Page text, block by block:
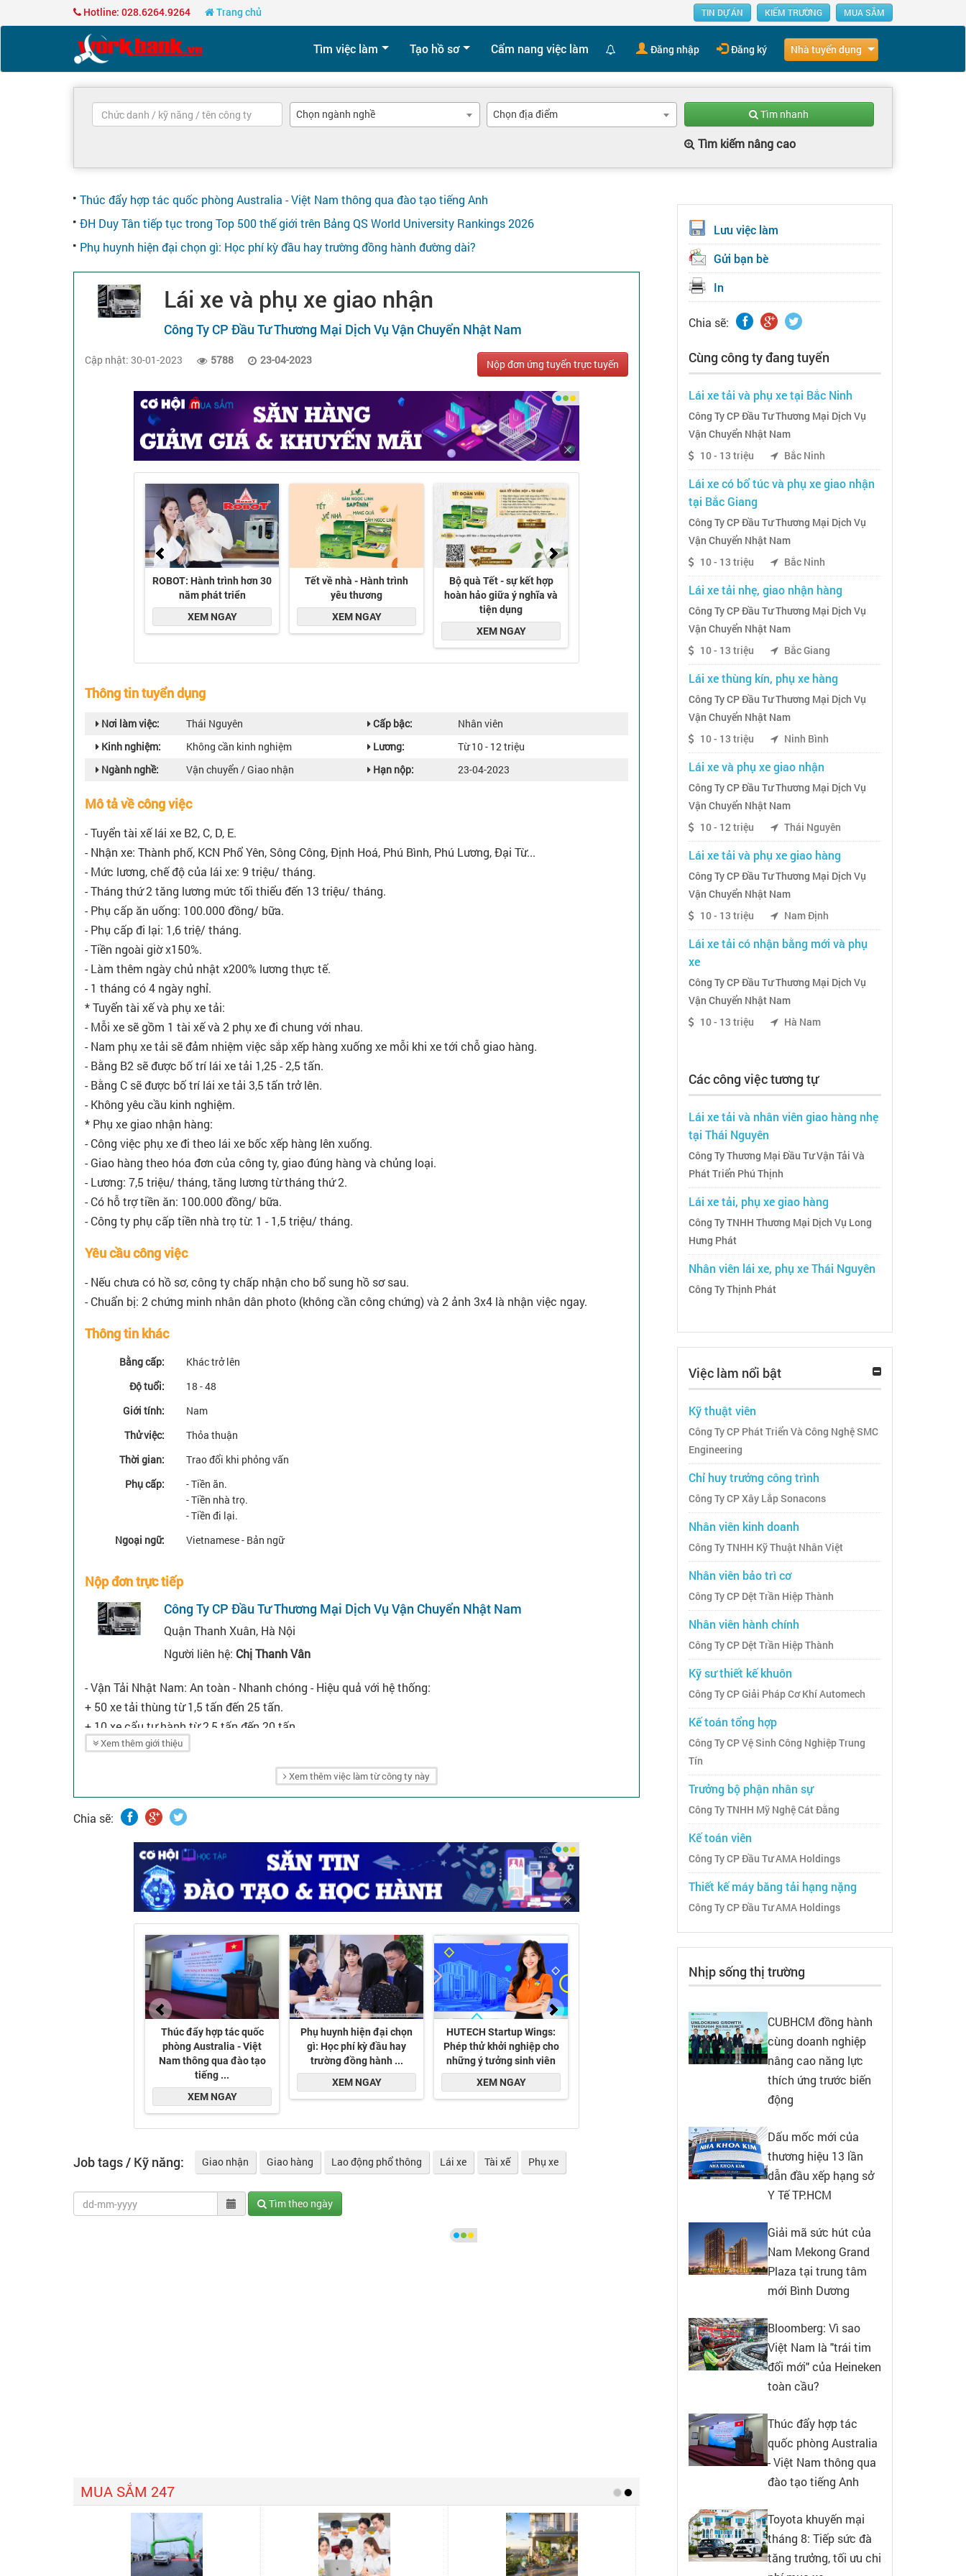
Hotline: 028.6264.9264 Trang chủ TIN DỰ ÁN KIẾM TRƯỜNG MUA SẮM
Tìm việc làm Tạo hồ sơ Cẩm nang việc làm Đăng nhập Đăng ký Nhà tuyển dụng
Chọn ngành nghề Chọn địa điểm Tìm nhanh
Tìm kiếm nâng cao
Thúc đẩy hợp tác quốc phòng Australia - Việt Nam thông qua đào tạo tiếng Anh
ĐH Duy Tân tiếp tục trong Top 500 thế giới trên Bảng QS World University Rankings 2026
Phụ huynh hiện đại chọn gì: Học phí kỳ đầu hay trường đồng hành đường dài?
Lái xe và phụ xe giao nhận
Công Ty CP Đầu Tư Thương Mại Dịch Vụ Vận Chuyển Nhật Nam
Cập nhật: 30-01-2023 5788 23-04-2023 Nộp đơn ứng tuyển trực tuyến
Thông tin tuyển dụng
Nơi làm việc:
Thái Nguyên
Kinh nghiệm:
Không cần kinh nghiệm
Ngành nghề:
Vận chuyển / Giao nhận
Cấp bậc:
Nhân viên
Lương:
Từ 10 - 12 triệu
Hạn nộp:
23-04-2023
Mô tả về công việc
- Tuyển tài xế lái xe B2, C, D, E.
- Nhận xe: Thành phố, KCN Phổ Yên, Sông Công, Định Hoá, Phú Bình, Phú Lương, Đại Từ...
- Mức lương, chế độ của lái xe: 9 triệu/ tháng.
- Tháng thứ 2 tăng lương mức tối thiểu đến 13 triệu/ tháng.
- Phụ cấp ăn uống: 100.000 đồng/ bữa.
- Phụ cấp đi lại: 1,6 triệ/ tháng.
- Tiền ngoài giờ x150%.
- Làm thêm ngày chủ nhật x200% lương thực tế.
- 1 tháng có 4 ngày nghỉ.
* Tuyển tài xế và phụ xe tải:
- Mỗi xe sẽ gồm 1 tài xế và 2 phụ xe đi chung với nhau.
- Nam phụ xe tải sẽ đảm nhiệm việc sắp xếp hàng xuống xe mỗi khi xe tới chỗ giao hàng.
- Bằng B2 sẽ được bố trí lái xe tải 1,25 - 2,5 tấn.
- Bằng C sẽ được bố trí lái xe tải 3,5 tấn trở lên.
- Không yêu cầu kinh nghiệm.
* Phụ xe giao nhận hàng:
- Công việc phụ xe đi theo lái xe bốc xếp hàng lên xuống.
- Giao hàng theo hóa đơn của công ty, giao đúng hàng và chủng loại.
- Lương: 7,5 triệu/ tháng, tăng lương từ tháng thứ 2.
- Có hỗ trợ tiền ăn: 100.000 đồng/ bữa.
- Công ty phụ cấp tiền nhà trọ từ: 1 - 1,5 triệu/ tháng.
Yêu cầu công việc
- Nếu chưa có hồ sơ, công ty chấp nhận cho bổ sung hồ sơ sau.
- Chuẩn bị: 2 chứng minh nhân dân photo (không cần công chứng) và 2 ảnh 3x4 là nhận việc ngay.
Thông tin khác
Bằng cấp:
Khác trở lên
Độ tuổi:
18 - 48
Giới tính:
Nam
Thử việc:
Thỏa thuận
Thời gian:
Trao đổi khi phỏng vấn
Phụ cấp:
- Tiền ăn.
- Tiền nhà trọ.
- Tiền đi lại.
Ngoại ngữ:
Vietnamese - Bản ngữ
Nộp đơn trực tiếp
Công Ty CP Đầu Tư Thương Mại Dịch Vụ Vận Chuyển Nhật Nam
Quận Thanh Xuân, Hà Nội
Người liên hệ: Chị Thanh Vân
- Vận Tải Nhật Nam: An toàn - Nhanh chóng - Hiệu quả với hệ thống:
+ 50 xe tải thùng từ 1,5 tấn đến 25 tấn.
+ 10 xe cẩu tự hành từ 2,5 tấn đến 20 tấn.
+ 10 xe đầu kéo móc sàn 12m - 14m - 16m.
+ 8 xe đầu kéo gắn cẩu từ 8 tấn đến 25 tấn (với đa dạng rơ mooc 8m - 10m - 12m - 14m).
- Cam kết đáp ứng mọi nhu cầu vận chuyển.
Xem thêm giới thiệu
Xem thêm việc làm từ công ty này
Chia sẽ:
Job tags / Kỹ năng: Giao nhận Giao hàng Lao động phổ thông Lái xe Tài xế Phụ xe
Tìm theo ngày
Lưu việc làm
Gửi bạn bè
In
Chia sẽ:
Cùng công ty đang tuyển
Lái xe tải và phụ xe tại Bắc Ninh
Công Ty CP Đầu Tư Thương Mại Dịch Vụ
Vận Chuyển Nhật Nam
10 - 13 triệu
Bắc Ninh
Lái xe có bổ túc và phụ xe giao nhận
tại Bắc Giang
Công Ty CP Đầu Tư Thương Mại Dịch Vụ
Vận Chuyển Nhật Nam
10 - 13 triệu
Bắc Ninh
Lái xe tải nhẹ, giao nhận hàng
Công Ty CP Đầu Tư Thương Mại Dịch Vụ
Vận Chuyển Nhật Nam
10 - 13 triệu
Bắc Giang
Lái xe thùng kín, phụ xe hàng
Công Ty CP Đầu Tư Thương Mại Dịch Vụ
Vận Chuyển Nhật Nam
10 - 13 triệu
Ninh Bình
Lái xe và phụ xe giao nhận
Công Ty CP Đầu Tư Thương Mại Dịch Vụ
Vận Chuyển Nhật Nam
10 - 12 triệu
Thái Nguyên
Lái xe tải và phụ xe giao hàng
Công Ty CP Đầu Tư Thương Mại Dịch Vụ
Vận Chuyển Nhật Nam
10 - 13 triệu
Nam Định
Lái xe tải có nhận bằng mới và phụ
xe
Công Ty CP Đầu Tư Thương Mại Dịch Vụ
Vận Chuyển Nhật Nam
10 - 13 triệu
Hà Nam
Các công việc tương tự
Lái xe tải và nhân viên giao hàng nhẹ
tại Thái Nguyên
Công Ty Thương Mại Đầu Tư Vận Tải Và
Phát Triển Phú Thịnh
Lái xe tải, phụ xe giao hàng
Công Ty TNHH Thương Mại Dịch Vụ Long
Hưng Phát
Nhân viên lái xe, phụ xe Thái Nguyên
Công Ty Thịnh Phát
Việc làm nổi bật
Kỹ thuật viên
Công Ty CP Phát Triển Và Công Nghệ SMC
Engineering
Chỉ huy trưởng công trình
Công Ty CP Xây Lắp Sonacons
Nhân viên kinh doanh
Công Ty TNHH Kỹ Thuật Nhân Việt
Nhân viên bảo trì cơ
Công Ty CP Dệt Trần Hiệp Thành
Nhân viên hành chính
Công Ty CP Dệt Trần Hiệp Thành
Kỹ sư thiết kế khuôn
Công Ty CP Giải Pháp Cơ Khí Automech
Kế toán tổng hợp
Công Ty CP Vệ Sinh Công Nghiệp Trung
Tín
Trưởng bộ phận nhân sự
Công Ty TNHH Mỹ Nghệ Cát Đằng
Kế toán viên
Công Ty CP Đầu Tư AMA Holdings
Thiết kế máy băng tải hạng nặng
Công Ty CP Đầu Tư AMA Holdings
Nhịp sống thị trường
CUBHCM đồng hành
cùng doanh nghiệp
nâng cao năng lực
thích ứng trước biến
động
Dấu mốc mới của
thương hiệu 13 lần
dẫn đầu xếp hạng sở
Y Tế TP.HCM
Giải mã sức hút của
Nam Mekong Grand
Plaza tại trung tâm
mới Bình Dương
Bloomberg: Vì sao
Việt Nam là "trái tim
đổi mới" của Heineken
toàn cầu?
Thúc đẩy hợp tác
quốc phòng Australia
- Việt Nam thông qua
đào tạo tiếng Anh
Toyota khuyến mại
tháng 8: Tiếp sức đà
tăng trưởng, tối ưu chi